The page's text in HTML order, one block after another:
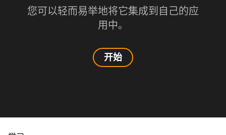
您可以轻而易举地将它集成到自己的应
用中。
开始